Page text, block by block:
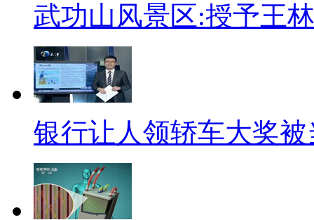
的豆沙粽引来网友欢乐调侃，
不可攀”的航天科技中获益良多
【口播】有人统计过，航天
回报。航天科技又被称为技术
动，远远高于我们的想象。可
会在未来的竞争中赢得主动。
【新闻大考】
武功山风景区:授予王
银行让人领轿车大奖